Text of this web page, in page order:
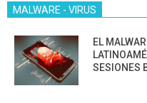
MALWARE - VIRUS
EL
SESIONES